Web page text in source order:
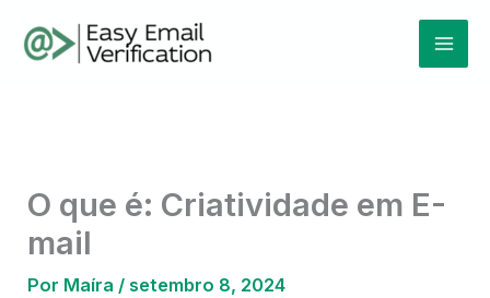
para
O que é: Criatividade em E-
mail
Por Maíra /setembro 8, 2024